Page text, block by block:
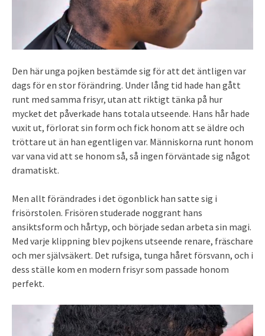
Den här unga pojken bestämde sig för att det äntligen var
dags för en stor förändring. Under lång tid hade han gått
runt med samma frisyr, utan att riktigt tänka på hur
mycket det påverkade hans totala utseende. Hans hår hade
vuxit ut, förlorat sin form och fick honom att se äldre och
tröttare ut än han egentligen var. Människorna runt honom
var vana vid att se honom så, så ingen förväntade sig något
dramatiskt.
Men allt förändrades i det ögonblick han satte sig i
frisörstolen. Frisören studerade noggrant hans
ansiktsform och hårtyp, och började sedan arbeta sin magi.
Med varje klippning blev pojkens utseende renare, fräschare
och mer självsäkert. Det rufsiga, tunga håret försvann, och i
dess ställe kom en modern frisyr som passade honom
perfekt.